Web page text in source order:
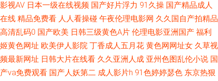
婷色 青青草欧美在线 狼友综合网 国产线路一区进入 www97亚洲 91九色国
产 亚洲综合春 熟女a资源 欧洲综合色图 狼友青草园 国产在线91网站 成人无
码福利导航 AV管网 91高清无码电影 午夜三级大片 日韩视频导航 青草视频网
影视AV 日本一级在线视频 国产好片浮力 91久操 国产精品成人
在线 精品免费看 人人看操碰 午夜伦理电影网 久久国自产拍精品
高清乱码0 国产欧美 日韩三级黄色A片 伦理电影亚洲国产 福利
姬黄色网址 欧美伊人影院 丁香成人五月花 黄色网网址女 久草视
频最新网址 日韩大片在线看 久久亚洲人成 亚州色图乱伦小说 国
产va免费观看 国产人妖第二 成人影片h 91色婷婷瑟色 东京热狠